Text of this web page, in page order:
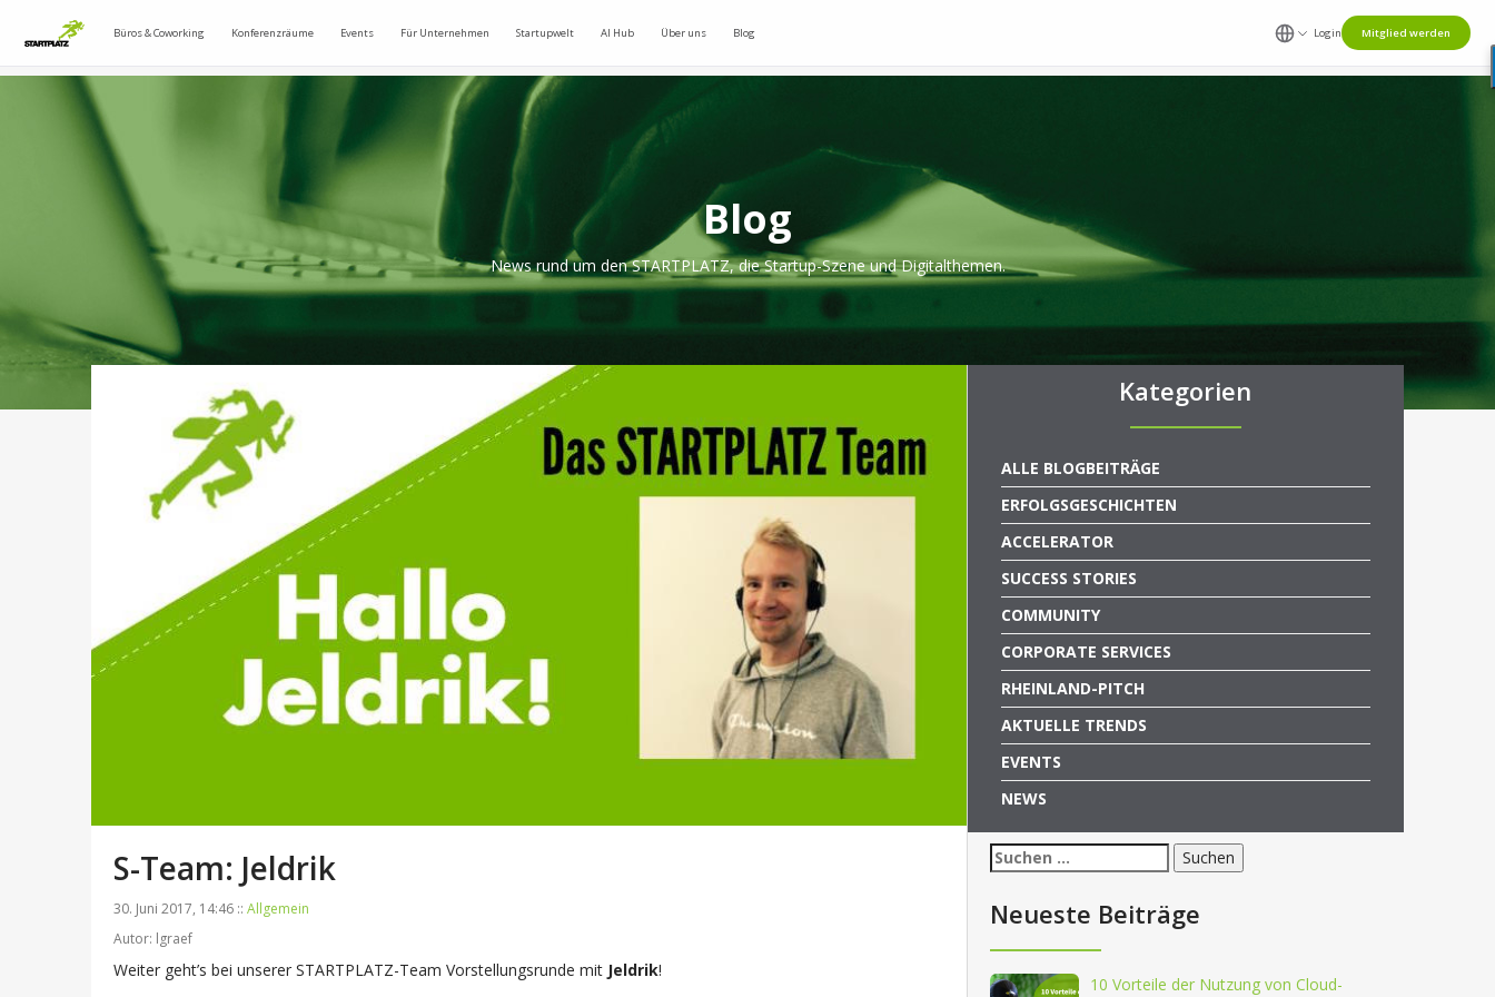
Büros & Coworking Konferenzräume Events Für Unternehmen Startupwelt AI Hub Über uns Blog Login Mitglied werden
Blog
News rund um den STARTPLATZ, die Startup-Szene und Digitalthemen.
S-Team: Jeldrik
30. Juni 2017, 14:46 :: Allgemein
Autor: lgraef
Weiter geht’s bei unserer STARTPLATZ-Team Vorstellungsrunde mit Jeldrik!
Kategorien
ALLE BLOGBEITRÄGE
ERFOLGSGESCHICHTEN
ACCELERATOR
SUCCESS STORIES
COMMUNITY
CORPORATE SERVICES
RHEINLAND-PITCH
AKTUELLE TRENDS
EVENTS
NEWS
Suchen
nach:
Neueste Beiträge
10 Vorteile der Nutzung von Cloud-